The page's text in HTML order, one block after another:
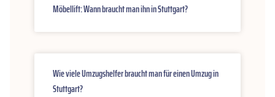
Möbellift: Wann braucht man ihn in Stuttgart?
Wie viele Umzugshelfer braucht man für einen Umzug in
Stuttgart?